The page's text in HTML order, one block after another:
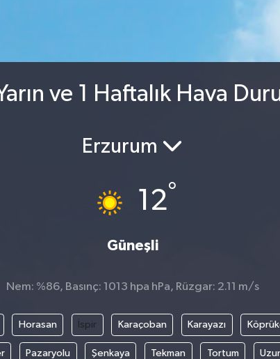
ve 1 Haftalık Hava
Erzurum
12°
Güneşli
Nem: %86, Basınç: 1013 hpa hPa, Rüzgar: 2.11 m/s
Horasan İspir Karaçoban Karayazı
Pazaryolu Şenkaya Tekman Tortum